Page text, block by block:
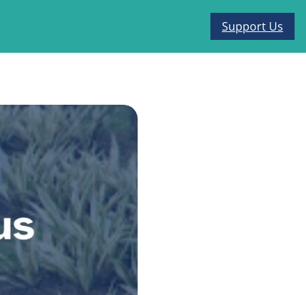
Support Us